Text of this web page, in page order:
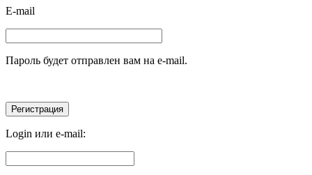
E-mail
Пароль будет отправлен вам на e-mail.
Login или e-mail: